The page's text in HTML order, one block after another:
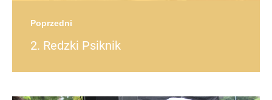
Poprzedni
2. Redzki Psiknik